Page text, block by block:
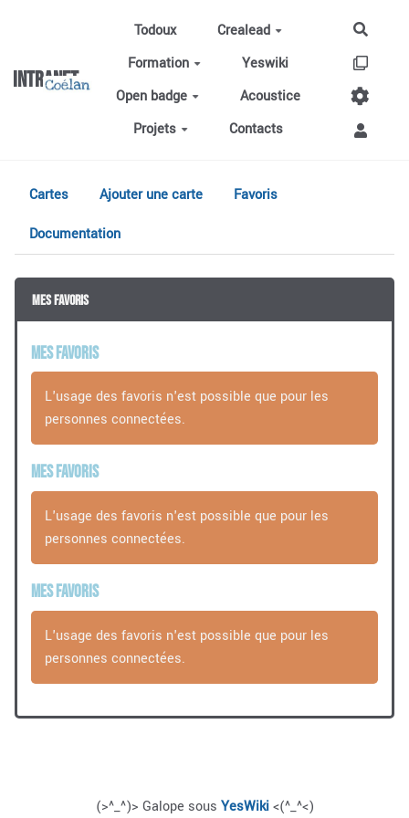
Aller au contenu principal
Intranet
Todoux
Crealead
Formation
Yeswiki
Open badge
Acoustice
Projets
Contacts
Cartes Ajouter une carte Favoris
Documentation
Mes favoris
Mes favoris
L'usage des favoris n'est possible que pour les
personnes connectées.
Mes favoris
L'usage des favoris n'est possible que pour les
personnes connectées.
Mes favoris
L'usage des favoris n'est possible que pour les
personnes connectées.
(>^_^)> Galope sous YesWiki<(^_^<)